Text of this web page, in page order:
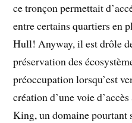
ce tronçon permettait
entre certains quartiers en
Hull! Anyway, il est drôle
préservation des
préoccupation lorsqu’est
création d’une voie
King, un domaine pourtant